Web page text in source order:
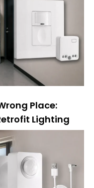
Place:
Lighting